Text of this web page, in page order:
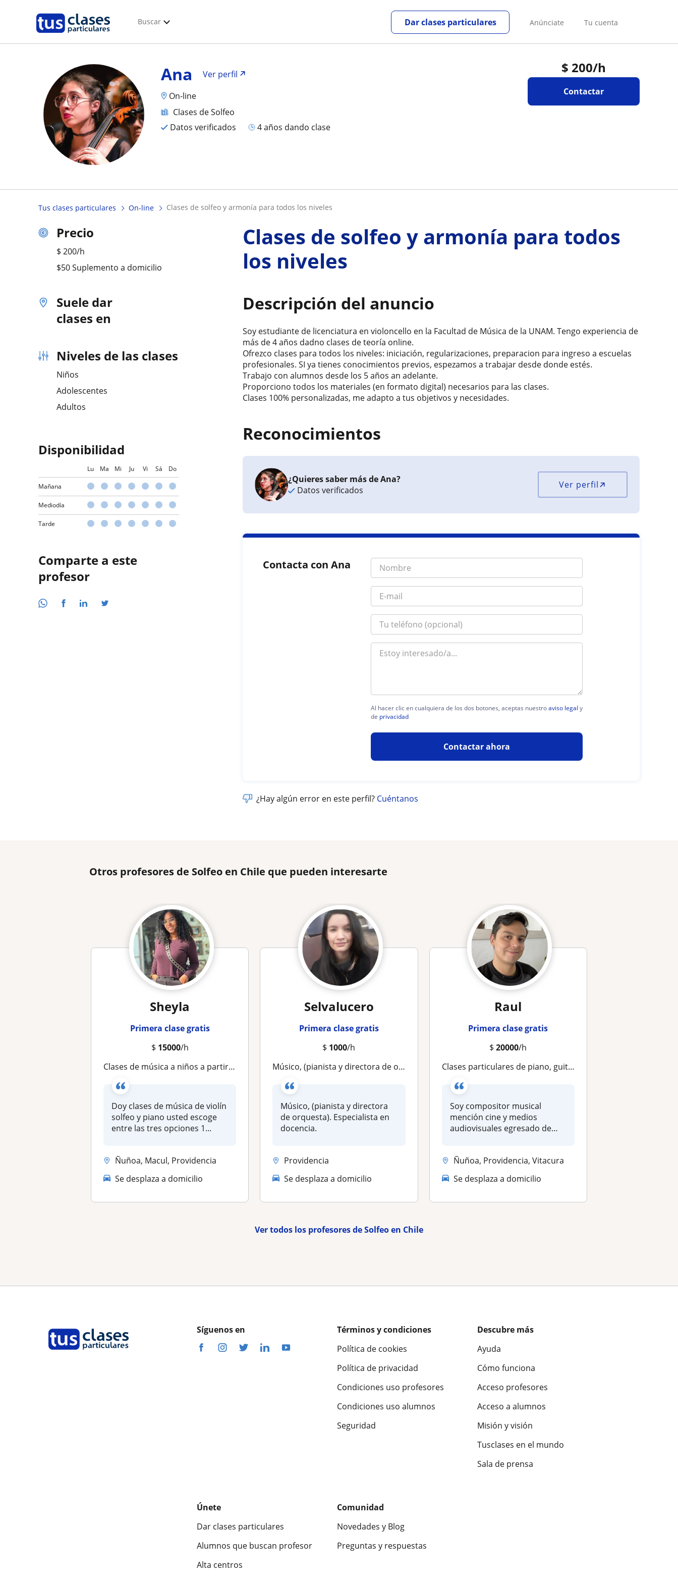
Buscar Anúnciate Tu cuenta
Dar clases particulares
$ 200/h
Contactar
Ana
Ver perfil
On-line
Clases de Solfeo
Datos verificados
4 años dando clase
Tus clases particulares On-line clases de solfeo y armonía para todos los niveles
Precio
$ 200/h
$50 Suplemento a domicilio
Suele dar
clases en
Niveles de las clases
Niños
Adolescentes
Adultos
Disponibilidad
Lu Ma Mi Ju Vi Sá Do
Mañana
Mediodía
Tarde
Comparte a este
profesor
Clases de solfeo y armonía para todos
los niveles
Descripción del anuncio
Soy estudiante de licenciatura en violoncello en la Facultad de Música de la UNAM. Tengo experiencia de
más de 4 años dadno clases de teoría online.
Ofrezco clases para todos los niveles: iniciación, regularizaciones, preparacion para ingreso a escuelas
profesionales. SI ya tienes conocimientos previos, espezamos a trabajar desde donde estés.
Trabajo con alumnos desde los 5 años an adelante.
Proporciono todos los materiales (en formato digital) necesarios para las clases.
Clases 100% personalizadas, me adapto a tus objetivos y necesidades.
Reconocimientos
¿Quieres saber más de Ana?
Datos verificados
Ver perfil
Contacta con Ana
Al hacer clic en cualquiera de los dos botones, aceptas nuestroaviso legal y
de privacidad
Contactar ahora
¿Hay algún error en este perfil? Cuéntanos
Otros profesores de Solfeo en Chile que pueden interesarte
Sheyla
Primera clase gratis
$ 15000/h
clases de música a niños a partir de 5 años y adultos
Doy clases de música de violín
solfeo y piano usted escoge
entre las tres opciones 1...
Ñuñoa, Macul, Providencia
Se desplaza a domicilio
Selvalucero
Primera clase gratis
$ 1000/h
Músico, (pianista y directora de orquesta). Especialista en docencia
Músico, (pianista y directora
de orquesta). Especialista en
docencia.
Providencia
Se desplaza a domicilio
Raul
Primera clase gratis
$20000/h
Clases particulares de piano, guitarra, bajo y teoría musical
Soy compositor musical
mención cine y medios
audiovisuales egresado de
Ñuñoa, Providencia, Vitacura
Se desplaza a domicilio
Ver todos los profesores de Solfeo en Chile
Síguenos en
Términos y condiciones
Política de cookies
Política de privacidad
Condiciones uso profesores
Condiciones uso alumnos
Seguridad
Descubre más
Ayuda
Cómo funciona
Acceso profesores
Acceso a alumnos
Misión y visión
Tusclases en el mundo
Sala de prensa
Únete
Dar clases particulares
Alumnos que buscan profesor
Alta centros
Comunidad
Novedades y Blog
Preguntas y respuestas